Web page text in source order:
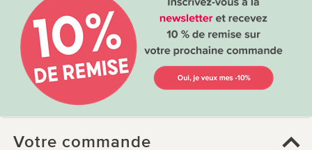
Votre commande